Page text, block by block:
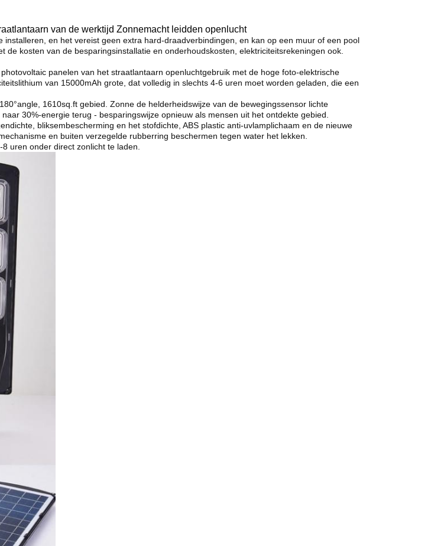
van de werktijd Zonnemacht leidden openlucht
installeren, en het vereist geen extra hard-draadverbindingen, en kan op een muur of een pool
kosten van de besparingsinstallatie en onderhoudskosten, elektriciteitsrekeningen ook.
panelen van het straatlantaarn openluchtgebruik met de hoge foto-elektrische
van 15000mAh grote, dat volledig in slechts 4-6 uren moet worden geladen, die een
1610sq.ft gebied. Zonne de helderheidswijze van de bewegingssensor lichte
30%-energie terug - besparingswijze opnieuw als mensen uit het ontdekte gebied.
bliksembescherming en het stofdichte, ABS plastic anti-uvlamplichaam en de nieuwe
en buiten verzegelde rubberring beschermen tegen water het lekken.
uren onder direct zonlicht te laden.